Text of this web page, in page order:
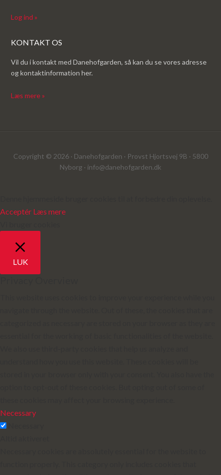
Log ind »
KONTAKT OS
Vil du i kontakt med Danehofgarden, så kan du se vores adresse
og kontaktinformation her.
Læs mere »
Copyright © 2026 · Danehofgarden · Provst Hjortsvej 9B · 5800
Nyborg · info@danehofgarden.dk
Acceptér Læs mere
LUK
Necessary